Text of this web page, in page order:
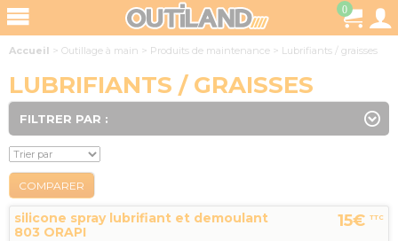
0
Accueil > Outillage à main > Produits de maintenance > Lubrifiants / graisses
LUBRIFIANTS / GRAISSES
FILTRER PAR :
COMPARER
silicone spray lubrifiant et demoulant
803 ORAPI
15€ TTC